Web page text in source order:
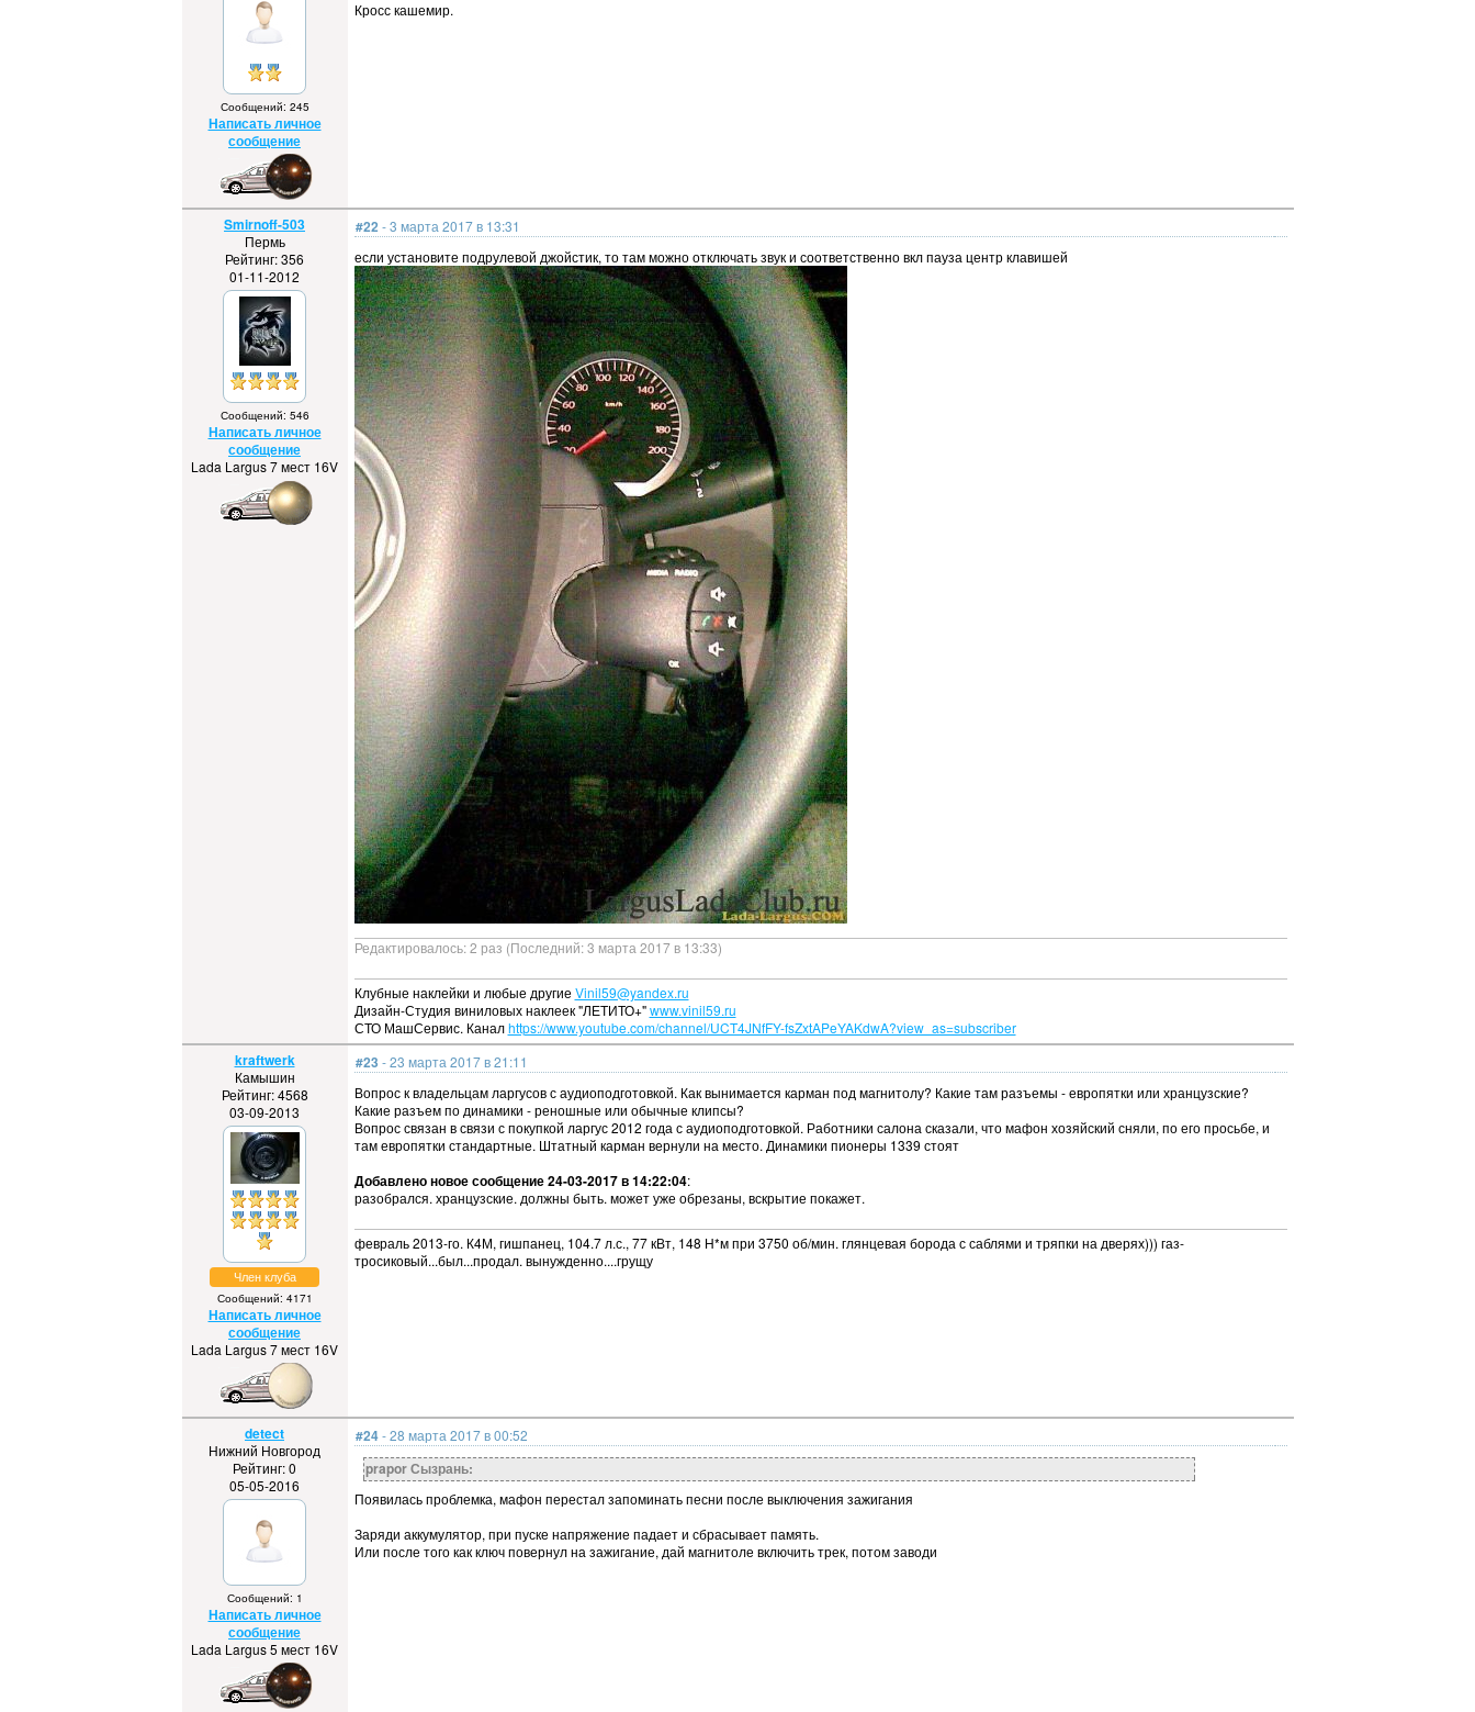
Сообщений: 245
Написать личное
сообщение
Кросс кашемир.
Smirnoff-503
Пермь
Рейтинг: 356
01-11-2012
Сообщений: 546
Написать личное
сообщение
Lada Largus 7 мест 16V
#22 - 3 марта 2017 в 13:31
если установите подрулевой джойстик, то там можно отключать звук и соответственно вкл пауза центр клавишей
Редактировалось: 2 раз (Последний: 3 марта 2017 в 13:33)
Клубные наклейки и любые другие Vinil59@yandex.ru
Дизайн-Студия виниловых наклеек "ЛЕТИТО+"www.vinil59.ru
СТО МашСервис. Каналhttps://www.youtube.com/channel/UCT4JNfFY-fsZxtAPeYAKdwA?view_as=subscriber
kraftwerk
Камышин
Рейтинг: 4568
03-09-2013
Член клуба
Сообщений: 4171
Написать личное
сообщение
Lada Largus 7 мест 16V
#23 - 23 марта 2017 в 21:11
Вопрос к владельцам ларгусов с аудиоподготовкой. Как вынимается карман под магнитолу? Какие там разъемы - европятки или хранцузские?
Какие разъем по динамики - реношные или обычные клипсы?
Вопрос связан в связи с покупкой ларгус 2012 года с аудиоподготовкой. Работники салона сказали, что мафон хозяйский сняли, по его просьбе, и
там европятки стандартные. Штатный карман вернули на место. Динамики пионеры 1339 стоят
Добавлено новое сообщение 24-03-2017 в 14:22:04:
разобрался. хранцузские. должны быть. может уже обрезаны, вскрытие покажет.
февраль 2013-го. К4М, гишпанец, 104.7 л.с., 77 кВт, 148 Н*м при 3750 об/мин. глянцевая борода с саблями и тряпки на дверях))) газ-
тросиковый...был...продал. вынужденно....грущу
detect
Нижний Новгород
Рейтинг: 0
05-05-2016
Сообщений: 1
Написать личное
сообщение
Lada Largus 5 мест 16V
#24- 28 марта 2017 в 00:52
prapor Сызрань:
Появилась проблемка, мафон перестал запоминать песни после выключения зажигания
Заряди аккумулятор, при пуске напряжение падает и сбрасывает память.
Или после того как ключ повернул на зажигание, дай магнитоле включить трек, потом заводи